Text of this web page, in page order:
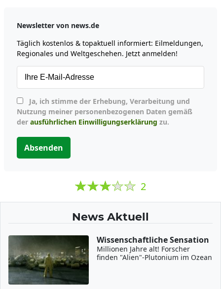
Newsletter von news.de
Täglich kostenlos & topaktuell informiert: Eilmeldungen,
Regionales und Weltgeschehen. Jetzt anmelden!
Nutzung meiner personenbezogenen Daten gemäß
der ausführlichen Einwilligungserklärung zu.
Absenden
2
News Aktuell
Wissenschaftliche Sensation
Millionen Jahre alt! Forscher
finden "Alien"-Plutonium im Ozean